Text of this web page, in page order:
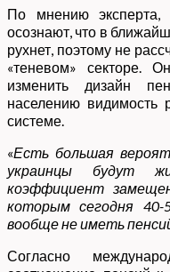
По мнению эксперта,
осознают, что в
рухнет, поэтому не
«теневом» секторе.
изменить дизайн
населению
системе.
«Есть большая
украинцы будут
коэффициент
которым сегодня
вообще не иметь
Согласно